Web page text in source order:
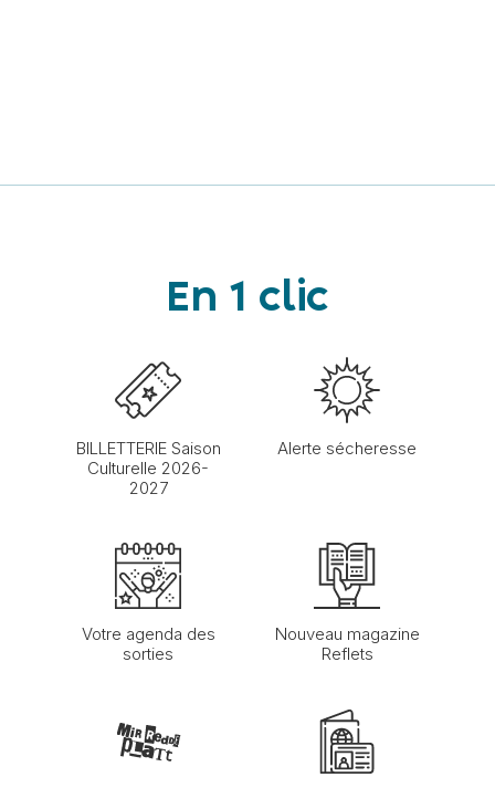
En 1 clic
BILLETTERIE Saison
Culturelle 2026-
2027
Alerte sécheresse
Votre agenda des
sorties
Nouveau magazine
Reflets